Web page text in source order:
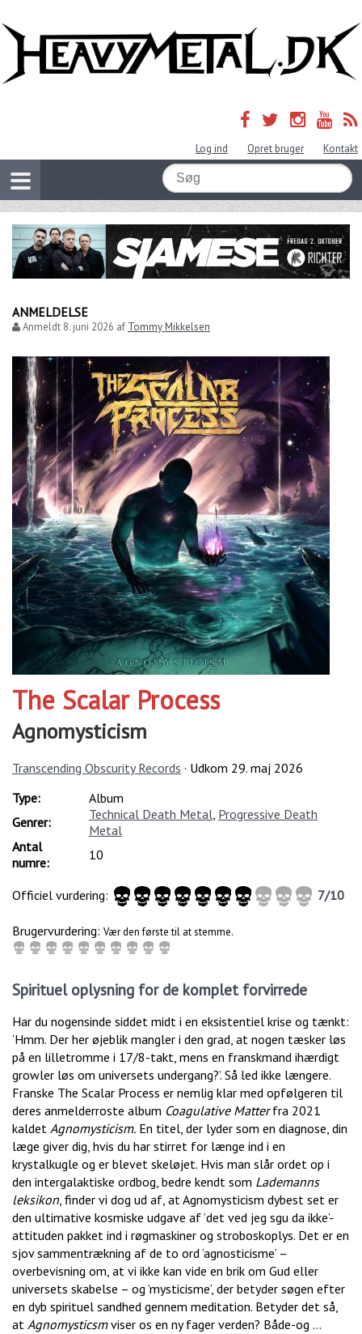
Log ind Opret bruger Kontakt
ANMELDELSE
Anmeldt 8. juni 2026 af Tommy Mikkelsen
The Scalar Process
Agnomysticism
Transcending Obscurity Records · Udkom 29. maj 2026
Type:
Album
Genrer:
Technical Death Metal Progressive Death
Metal
Antal
numre:
10
Officiel vurdering: 7/10
Brugervurdering: Vær den første til at stemme.
Spirituel oplysning for de komplet forvirrede
Har du nogensinde siddet midt i en eksistentiel krise og tænkt:
’Hmm. Der her øjeblik mangler i den grad, at nogen tæsker løs
på en lilletromme i 17/8-takt, mens en franskmand ihærdigt
growler løs om universets undergang?’. Så led ikke længere.
Franske The Scalar Process er nemlig klar med opfølgeren til
deres anmelderroste album Coagulative Matterfra 2021
kaldet Agnomysticism. En titel, der lyder som en diagnose, din
læge giver dig, hvis du har stirret for længe ind i en
krystalkugle og er blevet skeløjet. Hvis man slår ordet op i
den intergalaktiske ordbog, bedre kendt som Lademanns
leksikon, finder vi dog ud af, at Agnomysticism dybest set er
den ultimative kosmiske udgave af ’det ved jeg sgu da ikke’-
attituden pakket ind i røgmaskiner og stroboskoplys. Det er en
sjov sammentrækning af de to ord ’agnosticisme’ –
overbevisning om, at vi ikke kan vide en brik om Gud eller
universets skabelse – og ’mysticisme’, der betyder søgen efter
en dyb spirituel sandhed gennem meditation. Betyder det så,
at Agnomysticsmviser os en ny fager verden? Både-og …